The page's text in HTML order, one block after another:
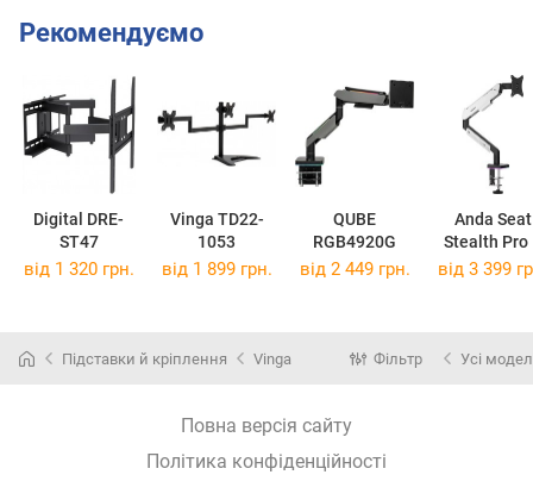
Рекомендуємо
Digital DRE-
ST47
Vinga TD22-
1053
QUBE
RGB4920G
Anda Seat
Stealth Pro
RGB
від 1 320 грн. від 1 899 грн. від 2 449 грн. від 3 399
Підставки й кріплення Vinga Фільтр Усі
Повна версія сайту
Політика конфіденційності